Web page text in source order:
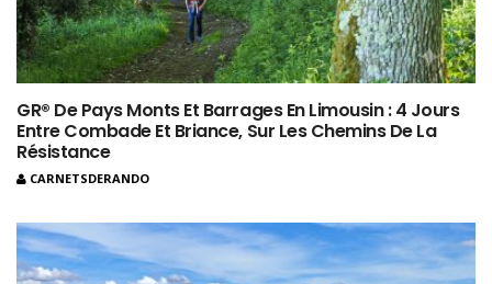
GR® De Pays Monts Et Barrages En Limousin : 4 Jours
Entre Combade Et Briance, Sur Les Chemins De La
Résistance
CARNETSDERANDO